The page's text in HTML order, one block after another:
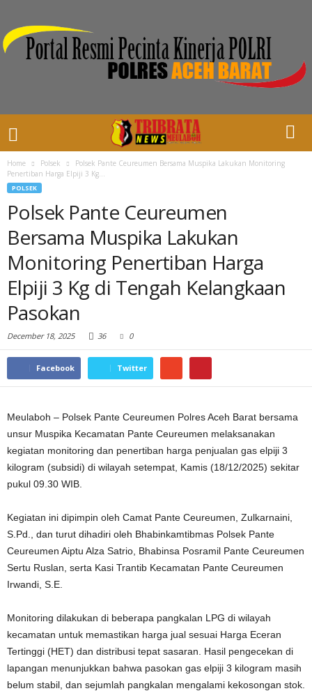
Home Polsek
Polsek Pante Ceureumen Bersama Muspika Lakukan Monitoring
Penertiban Harga Elpiji 3 Kg...
POLSEK
Polsek Pante Ceureumen
Bersama Muspika Lakukan
Monitoring Penertiban Harga
Elpiji 3 Kg di Tengah Kelangkaan
Pasokan
December 18, 2025 36 0
Facebook Twitter
Meulaboh – Polsek Pante Ceureumen Polres Aceh Barat bersama
unsur Muspika Kecamatan Pante Ceureumen melaksanakan
kegiatan monitoring dan penertiban harga penjualan gas elpiji 3
kilogram (subsidi) di wilayah setempat, Kamis (18/12/2025) sekitar
pukul 09.30 WIB.
Kegiatan ini dipimpin oleh Camat Pante Ceureumen, Zulkarnaini,
S.Pd., dan turut dihadiri oleh Bhabinkamtibmas Polsek Pante
Ceureumen Aiptu Alza Satrio, Bhabinsa Posramil Pante Ceureumen
Sertu Ruslan, serta Kasi Trantib Kecamatan Pante Ceureumen
Irwandi, S.E.
Monitoring dilakukan di beberapa pangkalan LPG di wilayah
kecamatan untuk memastikan harga jual sesuai Harga Eceran
Tertinggi (HET) dan distribusi tepat sasaran. Hasil pengecekan di
lapangan menunjukkan bahwa pasokan gas elpiji 3 kilogram masih
belum stabil, dan sejumlah pangkalan mengalami kekosongan stok.